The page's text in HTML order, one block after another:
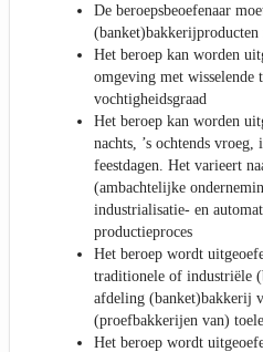
De beroepsbeoefenaar
Het beroep kan worden
omgeving met wisselende
vochtigheidsgraad
Het beroep kan worden
nachts, ’s ochtends
feestdagen. Het varieert
(ambachtelijke
industrialisatie- en
productieproces
Het beroep wordt
traditionele of industriële
afdeling (banket)bakkerij
(proefbakkerijen van)
Het beroep wordt